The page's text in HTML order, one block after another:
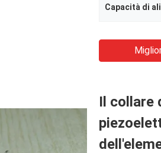
Capacità di
Il collare